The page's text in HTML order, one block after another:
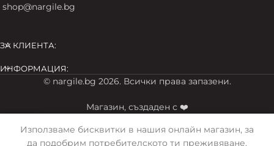
shop@nargile.bg
ЗА КЛИЕНТА:
ИНФОРМАЦИЯ:
© nargile.bg 2026. Всички права запазени.
Магазин, създаден с ❤️
Използваме бисквитки в нашия онлайн магазин, за
да подобрим потребителското ти преживяване.